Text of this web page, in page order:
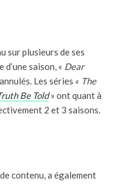
sur plusieurs de ses
saison, « Dear
Les séries « The
Be Told» ont quant à
2 et 3 saisons.
contenu, a également